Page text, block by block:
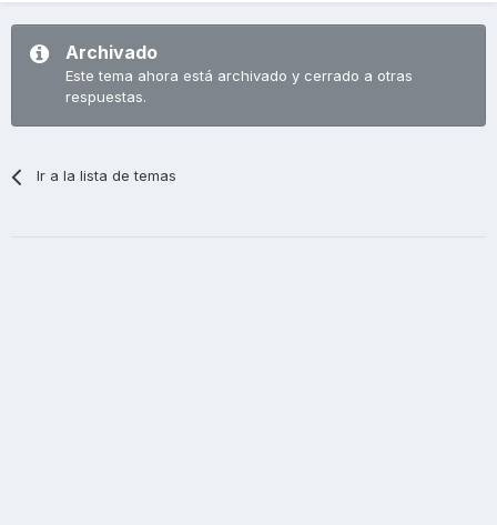
Archivado
Este tema ahora está archivado y cerrado a otras
respuestas.
Ir a la lista de temas